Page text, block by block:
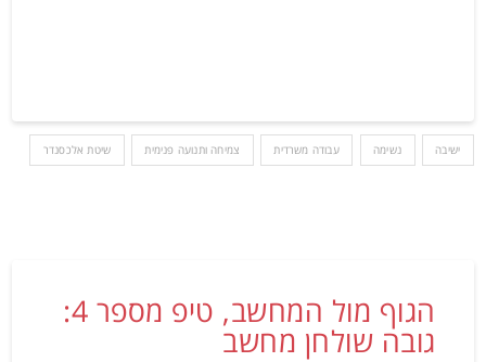
ישיבה נשימה עבודה משרדית צמיחה ותנועה פנימית שיטת אלכסנדר
הגוף מול המחשב, טיפ מספר 4:
גובה שולחן מחשב